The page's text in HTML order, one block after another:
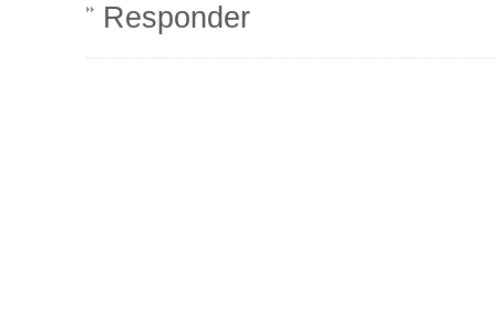
Responder